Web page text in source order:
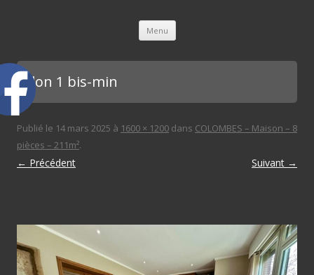
Menu Aller au contenu principal
salon 1 bis-min
Publié le 14 mars 2025 à 1600 × 1200 dans COLOMBES – Maison – 8
pièces – 211m².
← Précédent Suivant →